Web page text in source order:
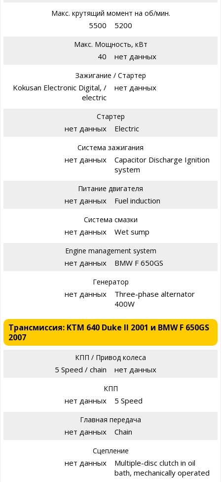
Макс. крутящий момент на об/мин.
5500 5200
Макс. Мощность, кВт
40 нет данных
Зажигание / Стартер
Kokusan Electronic Digital, /
electric
нет данных
Стартер
нет данных Electric
Система зажигания
нет данных
Capacitor Discharge Ignition
system
Питание двигателя
нет данных Fuel induction
Система смазки
нет данных Wet sump
Engine management system
нет данных BMW F 650GS
Генератор
нет данных
Three-phase alternator
400W
Трансмиссия: KTM 640 Duke II 2001 и BMW F 650GS
2007
КПП / Привод колеса
5 Speed / chain нет данных
КПП
нет данных 5 Speed
Главная передача
нет данных Chain
Сцепление
нет данных
Multiple-disc clutch in oil
bath, mechanically operated